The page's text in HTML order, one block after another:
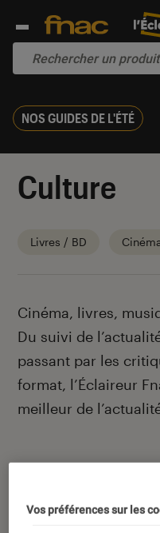
NOS GUIDES DE L'ÉTÉ
Culture
Livres / BD
Introduction
Cinéma, livres,
Du suivi de
passant par les
format, l’Éclaireur
meilleur de
Autour de ce sujet
Littérature Film
Vos préférences sur les